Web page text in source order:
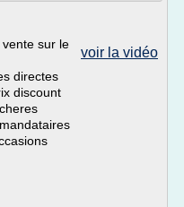
voir la vidéo
sur le
directes
discount